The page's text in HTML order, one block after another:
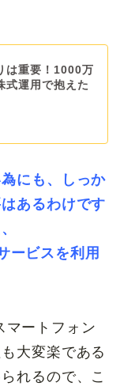
は重要！1000万
式運用で抱えた
にも、しっか
あるわけです
ービスを利用
マートフォン
大変楽である
れるので、こ